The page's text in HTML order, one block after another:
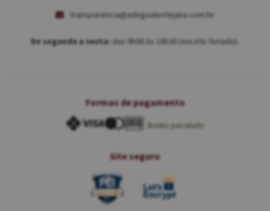
transparencia@adegaalentejana.com.br
De segunda a sexta: das 9h00 às 18h30 (exceto feriado).
Formas de pagamento
Boleto parcelado
Site seguro